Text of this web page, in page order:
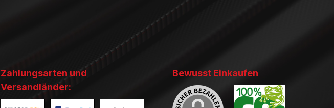
Zahlungsarten und
Versandländer:
Bewusst Einkaufen